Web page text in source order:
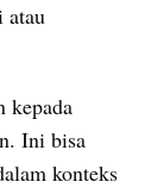
atau
kepada
Ini bisa
konteks